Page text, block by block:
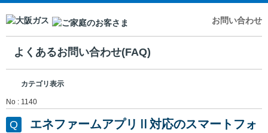
お問い合わせ
よくあるお問い合わせ(FAQ)
カテゴリ表示
No : 1140
エネファームアプリⅡ対応のスマートフォ